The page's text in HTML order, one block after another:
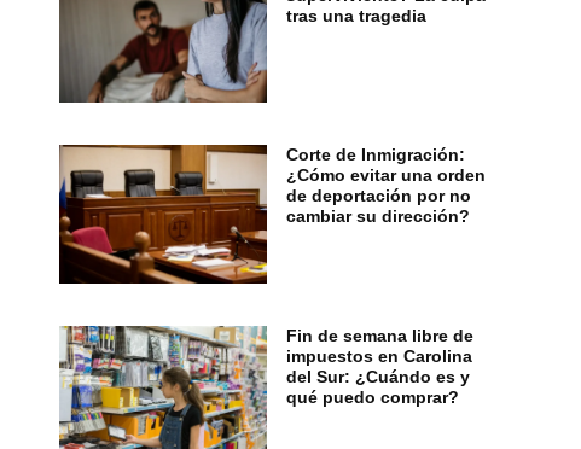
tras una tragedia
Corte de Inmigración:
¿Cómo evitar una orden
de deportación por no
cambiar su dirección?
Fin de semana libre de
impuestos en Carolina
del Sur: ¿Cuándo es y
qué puedo comprar?